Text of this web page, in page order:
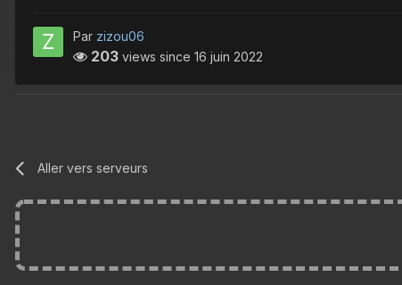
Par zizou06
203 views since 16 juin 2022
Aller vers serveurs